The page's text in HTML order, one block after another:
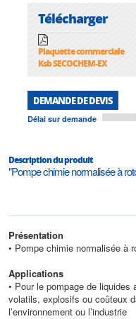
Télécharger
Plaquette commerciale
Ksb SECOCHEM-EX
DEMANDE DE DEVIS
Délai sur demande
Description du produit
"Pompe chimie normalisée à
Présentation
• Pompe chimie normalisée à
Applications
• Pour le pompage de
volatils, explosifs ou coûteux
l’environnement ou l’industrie